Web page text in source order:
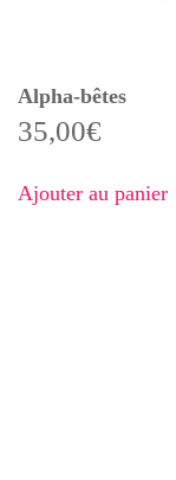
Alpha-bêtes
35,00€
Ajouter au panier